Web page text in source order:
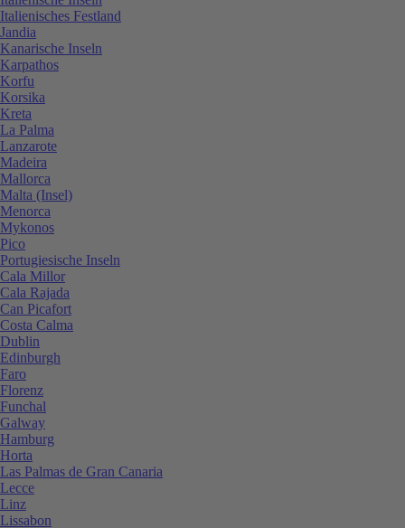
Italienisches Festland
Jandia
Kanarische Inseln
Karpathos
Korfu
Korsika
Kreta
La Palma
Lanzarote
Madeira
Mallorca
Malta (Insel)
Menorca
Mykonos
Pico
Portugiesische Inseln
Cala Millor
Cala Rajada
Can Picafort
Costa Calma
Dublin
Edinburgh
Faro
Florenz
Funchal
Galway
Hamburg
Horta
Las Palmas de Gran Canaria
Lecce
Linz
Lissabon